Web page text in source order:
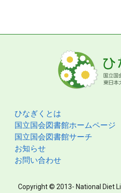
ひなぎくとは
国立国会図書館ホームページ
国立国会図書館サーチ
お知らせ
お問い合わせ
Copyright © 2013- National Diet